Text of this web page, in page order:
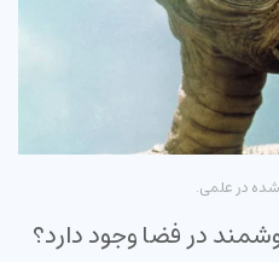
درعلمی.
در فضا وجود دارد؟